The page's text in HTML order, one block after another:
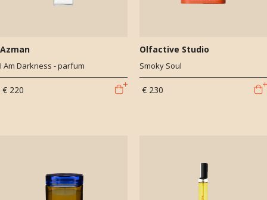
Azman
I Am Darkness - parfum
€ 220
Olfactive Studio
Smoky Soul
€ 230